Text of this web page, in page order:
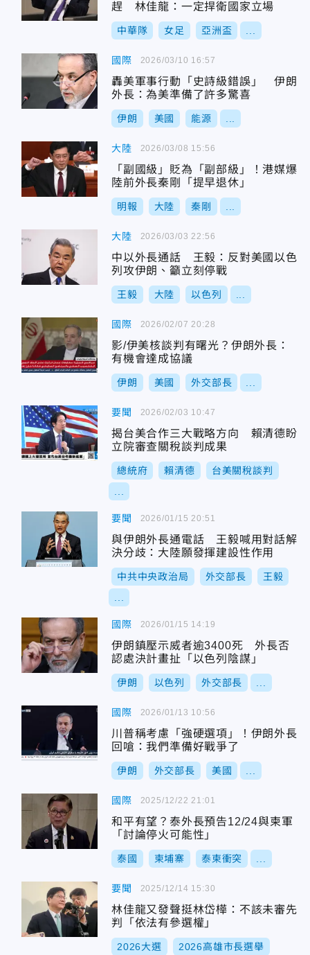
趕 林佳龍：一定捍衛國家立場
中華隊 女足 亞洲盃
國際
轟美軍事行動「史詩級錯誤」 伊朗
外長：為美準備了許多驚喜
伊朗 美國 能源
2026/03/10 16:57
大陸
「副國級」貶為「副部級」！港媒爆
陸前外長秦剛「提早退休」
明報 大陸 秦剛
2026/03/08 15:56
大陸
中以外長通話 王毅：反對美國以色
列攻伊朗、籲立刻停戰
王毅 大陸 以色列
2026/03/03 22:56
國際
影/伊美核談判有曙光？伊朗外長：
有機會達成協議
伊朗 美國 外交部長
2026/02/07 20:28
要聞
揭台美合作三大戰略方向 賴清德盼
立院審查關稅談判成果
總統府 賴清德 台美關稅談判
2026/02/03 10:47
要聞
與伊朗外長通電話 王毅喊用對話解
決分歧：大陸願發揮建設性作用
中共中央政治局 外交部長 王毅
2026/01/15 20:51
國際
伊朗鎮壓示威者逾3400死 外長否
認處決計畫扯「以色列陰謀」
伊朗 以色列 外交部長
2026/01/15 14:19
國際
川普稱考慮「強硬選項」！伊朗外長
回嗆：我們準備好戰爭了
伊朗 外交部長 美國
2026/01/13 10:56
國際
和平有望？泰外長預告12/24與柬軍
「討論停火可能性」
泰國 柬埔寨 泰柬衝突
2025/12/22 21:01
要聞
林佳龍又發聲挺林岱樺：不該未審先
判「依法有參選權」
2026大選 2026高雄市長選舉
2025/12/14 15:30